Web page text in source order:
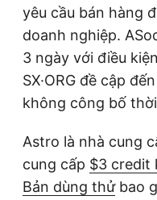
yêu cầu bán hàng
doanh nghiệp.
3 ngày với điều
SX·ORG đề cập
không công bố
Astro là nhà cung
cung cấp $3 credit
Bản dùng thửbao